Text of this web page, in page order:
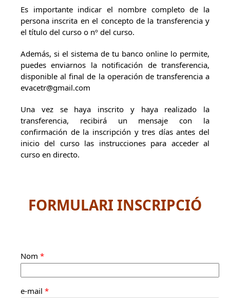
Es importante indicar el nombre completo de la
persona inscrita en el concepto de la transferencia y
el título del curso o nº del curso.
Además, si el sistema de tu banco online lo permite,
puedes enviarnos la notificación de transferencia,
disponible al final de la operación de transferencia a
evacetr@gmail.com
Una vez se haya inscrito y haya realizado la
transferencia, recibirá un mensaje con la
confirmación de la inscripción y tres días antes del
inicio del curso las instrucciones para acceder al
curso en directo.
FORMULARI INSCRIPCIÓ
Nom *
e-mail *